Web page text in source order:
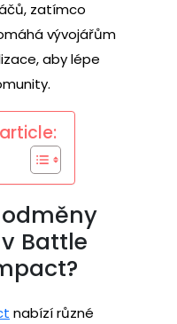
zatímco
vývojářům
aby lépe
Battle
nabízí různé